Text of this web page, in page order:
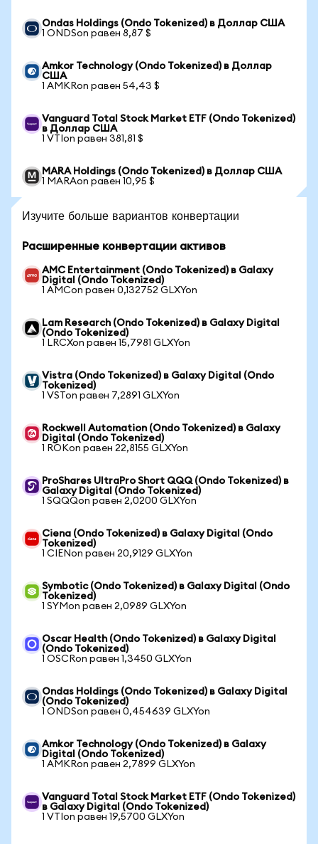
Ondas Holdings (Ondo Tokenized) в Доллар США
1 ONDSon равен 8,87 $
Amkor Technology (Ondo Tokenized) в Доллар
США
1 AMKRon равен 54,43 $
Vanguard Total Stock Market ETF (Ondo Tokenized)
в Доллар США
1 VTIon равен 381,81 $
MARA Holdings (Ondo Tokenized) в Доллар США
1 MARAon равен 10,95 $
Изучите больше вариантов конвертации
Расширенные конвертации активов
AMC Entertainment (Ondo Tokenized) в Galaxy
Digital (Ondo Tokenized)
1 AMCon равен 0,132752 GLXYon
Lam Research (Ondo Tokenized) в Galaxy Digital
(Ondo Tokenized)
1 LRCXon равен 15,7981 GLXYon
Vistra (Ondo Tokenized) в Galaxy Digital (Ondo
Tokenized)
1 VSTon равен 7,2891 GLXYon
Rockwell Automation (Ondo Tokenized) в Galaxy
Digital (Ondo Tokenized)
1 ROKon равен 22,8155 GLXYon
ProShares UltraPro Short QQQ (Ondo Tokenized) в
Galaxy Digital (Ondo Tokenized)
1 SQQQon равен 2,0200 GLXYon
Ciena (Ondo Tokenized) в Galaxy Digital (Ondo
Tokenized)
1 CIENon равен 20,9129 GLXYon
Symbotic (Ondo Tokenized) в Galaxy Digital (Ondo
Tokenized)
1 SYMon равен 2,0989 GLXYon
Oscar Health (Ondo Tokenized) в Galaxy Digital
(Ondo Tokenized)
1 OSCRon равен 1,3450 GLXYon
Ondas Holdings (Ondo Tokenized) в Galaxy Digital
(Ondo Tokenized)
1 ONDSon равен 0,454639 GLXYon
Amkor Technology (Ondo Tokenized) в Galaxy
Digital (Ondo Tokenized)
1 AMKRon равен 2,7899 GLXYon
Vanguard Total Stock Market ETF (Ondo Tokenized)
в Galaxy Digital (Ondo Tokenized)
1 VTIon равен 19,5700 GLXYon